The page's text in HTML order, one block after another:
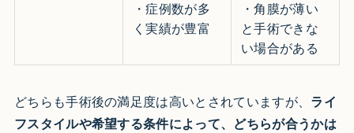
・症例数が多
く実績が豊富
・角膜が薄い
と手術できな
い場合がある
どちらも手術後の満足度は高いとされていますが、 ライ
フスタイルや希望する条件によって、どちらが合うかは